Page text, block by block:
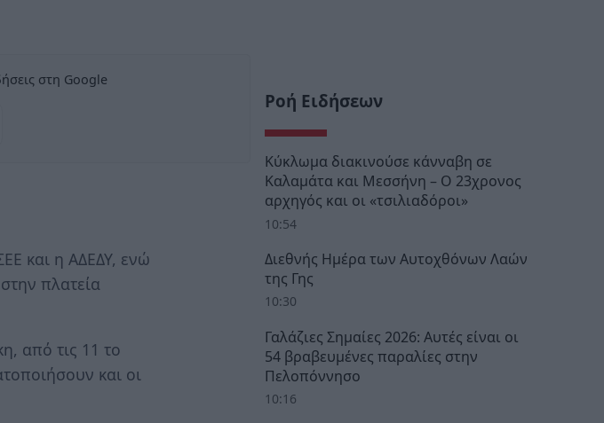
στη Google
και η ΑΔΕΔΥ, ενώ
πλατεία
από τις 11 το
και οι
Ροή Ειδήσεων
Κύκλωμα διακινούσε κάνναβη σε
Καλαμάτα και Μεσσήνη – Ο 23χρονος
αρχηγός και οι «τσιλιαδόροι»
10:54
Διεθνής Ημέρα των Αυτοχθόνων Λαών
της Γης
10:30
Γαλάζιες Σημαίες 2026: Αυτές είναι οι
54 βραβευμένες παραλίες στην
Πελοπόννησο
10:16